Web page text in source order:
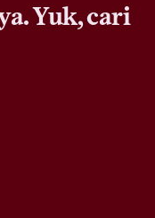
Yuk, cari